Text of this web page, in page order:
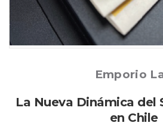
Posted
Emporio
La Nueva Dinámica del
en Chile